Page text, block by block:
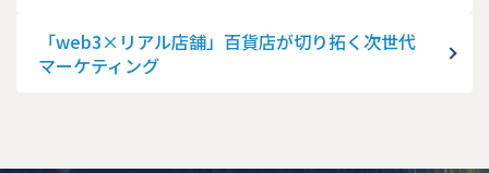
「web3×リアル店舗」百貨店が切り拓く次世代
マーケティング